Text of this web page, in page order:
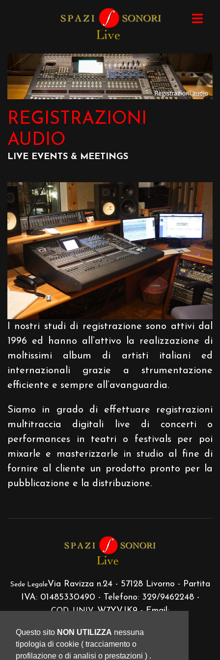
Questo sito NON UTILIZZA nessuna
tipologia di cookie ( tracciamento o
profilazione o di analisi o prestazioni ) .
REGISTRAZIONI
AUDIO
LIVE EVENTS & MEETINGS
I nostri studi di registrazione sono attivi dal
1996 ed hanno all’attivo la realizzazione di
moltissimi album di artisti italiani ed
internazionali grazie a strumentazione
efficiente e sempre all’avanguardia.
Siamo in grado di effettuare registrazioni
multitraccia digitali live di concerti o
performances in teatri o festivals per poi
mixarle e masterizzarle in studio al fine di
fornire al cliente un prodotto pronto per la
pubblicazione e la distribuzione.
Sede LegaleVia Ravizza n.24 - 57128 Livorno - Partita
IVA: 01485330490 - Telefono: 329/9462248 -
COD. UNIV.W7YVJK9 - Email:
|
abarbieri@postecert.it